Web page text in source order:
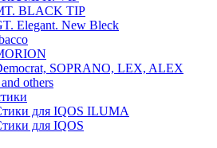
BLACK TIP
Elegant. New Bleck
SOPRANO, LEX, ALEX
others
для IQOS ILUMA
для IQOS